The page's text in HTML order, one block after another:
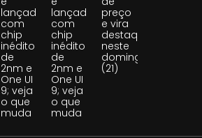
lançado
com
chip
inédito
de
2nm e
One UI
9; veja
o que
muda
lançado
com
chip
inédito
de
2nm e
One UI
9; veja
o que
muda
preço
e vira
destaque
neste
domingo
(21)